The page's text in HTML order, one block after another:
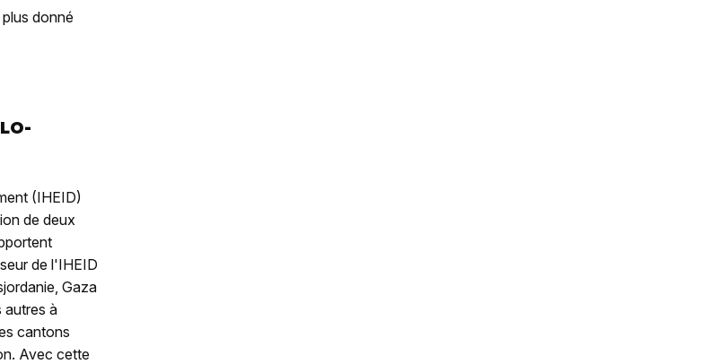
donné
(IHEID)
de deux
de l'IHEID
Gaza
autres à
cantons
Avec cette